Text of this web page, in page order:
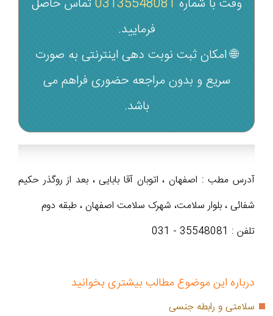
فرمایید.
🌐 امکان ثبت نوبت دهی اینترنتی به صورت
سریع و بدون مراجعه حضوری فراهم می‌
باشد.
آدرس مطب : اصفهان ، اتوبان آقا بابایی ، بعد از روگذر حکیم
شفائی ، بلوار سلامت، شهرک سلامت اصفهان ، طبقه دوم
تلفن : 35548081 - 031
درباره این موضوع مطالب بیشتری بخوانید
سلامتی و رابطه جنسی